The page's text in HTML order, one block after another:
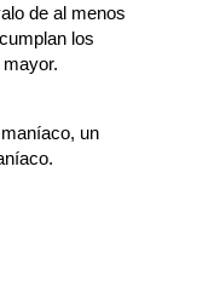
de al menos
los
un